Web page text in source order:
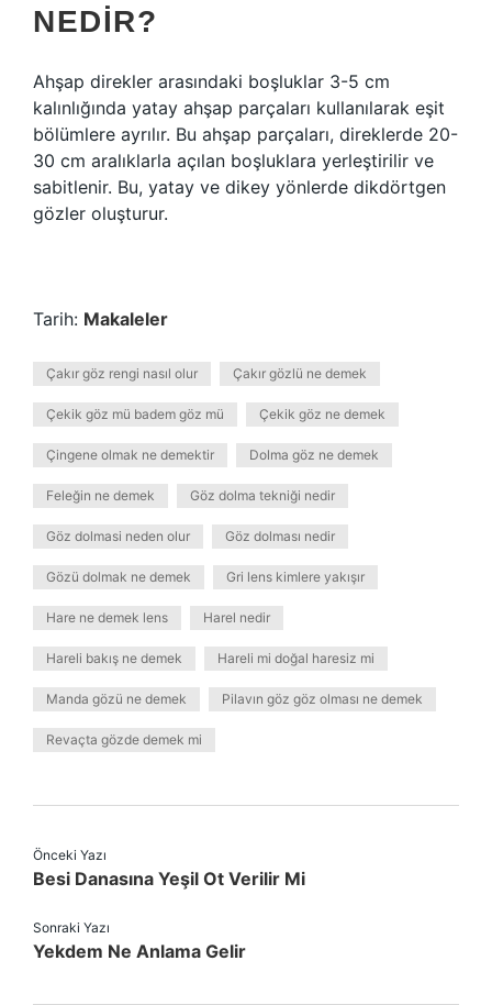
NEDIR?
Ahşap direkler arasındaki boşluklar 3-5 cm
kalınlığında yatay ahşap parçaları kullanılarak eşit
bölümlere ayrılır. Bu ahşap parçaları, direklerde 20-
30 cm aralıklarla açılan boşluklara yerleştirilir ve
sabitlenir. Bu, yatay ve dikey yönlerde dikdörtgen
gözler oluşturur.
Tarih: Makaleler
Çakır göz rengi nasıl olur Çakır gözlü ne demek
Çekik göz mü badem göz mü Çekik göz ne demek
Çingene olmak ne demektir Dolma göz ne demek
Feleğin ne demek Göz dolma tekniği nedir
Göz dolmasi neden olur Göz dolması nedir
Gözü dolmak ne demek Gri lens kimlere yakışır
Hare ne demek lens Harel nedir
Hareli bakış ne demek Hareli mi doğal haresiz mi
Manda gözü ne demek Pilavın göz göz olması ne demek
Revaçta gözde demek mi
Önceki Yazı
Besi Danasına Yeşil Ot Verilir Mi
Sonraki Yazı
Yekdem Ne Anlama Gelir